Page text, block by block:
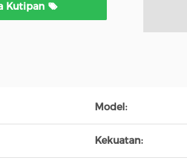
Kutipan
Model:
Kekuatan: